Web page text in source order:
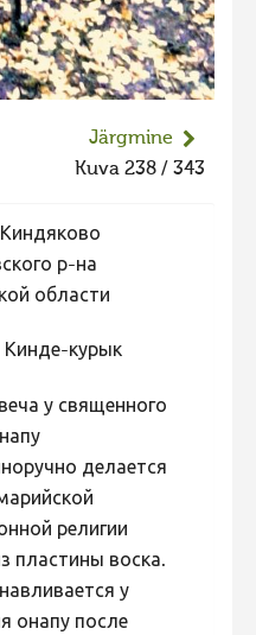
Järgmine
Kuva 238 / 343
Киндяково
р-на
области
Кинде-курык
у священного
делается
религии
пластины воска.
у
онапу после